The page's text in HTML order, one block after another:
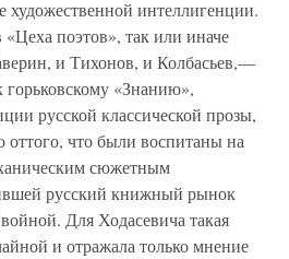
художественной интеллигенции.
поэтов», так или иначе
и Тихонов, и Колбасьев,—
«Знанию»,
русской классической прозы,
оттого, что были воспитаны на
сюжетным
русский книжный рынок
Для Ходасевича такая
и отражала только мнение